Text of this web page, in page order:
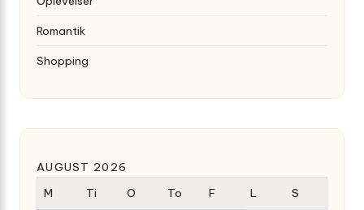
Romantik
Shopping
AUGUST 2026
M
Ti O To F L S